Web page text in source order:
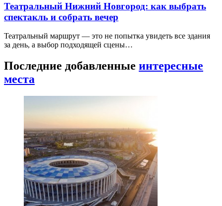
Театральный Нижний Новгород: как выбрать
спектакль и собрать вечер
Театральный маршрут — это не попытка увидеть все здания
за день, а выбор подходящей сцены…
Последние добавленные интересные
места